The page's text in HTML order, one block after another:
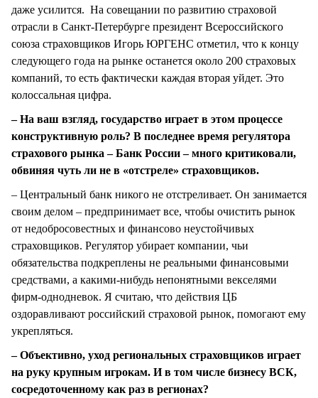
даже усилится. На совещании по развитию страховой
отрасли в Санкт-Петербурге президент Всероссийского
союза страховщиков Игорь ЮРГЕНС отметил, что к концу
следующего года на рынке останется около 200 страховых
компаний, то есть фактически каждая вторая уйдет. Это
колоссальная цифра.
– На ваш взгляд, государство играет в этом процессе
конструктивную роль? В последнее время регулятора
страхового рынка – Банк России – много критиковали,
обвиняя чуть ли не в «отстреле» страховщиков.
– Центральный банк никого не отстреливает. Он занимается
своим делом – предпринимает все, чтобы очистить рынок
от недобросовестных и финансово неустойчивых
страховщиков. Регулятор убирает компании, чьи
обязательства подкреплены не реальными финансовыми
средствами, а какими-нибудь непонятными векселями
фирм-однодневок. Я считаю, что действия ЦБ
оздоравливают российский страховой рынок, помогают ему
укрепляться.
– Объективно, уход региональных страховщиков играет
на руку крупным игрокам. И в том числе бизнесу ВСК,
сосредоточенному как раз в регионах?